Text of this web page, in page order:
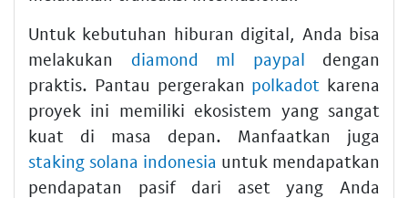
Untuk kebutuhan hiburan digital, Anda bisa
melakukan diamond ml paypal dengan
praktis. Pantau pergerakan polkadot karena
proyek ini memiliki ekosistem yang sangat
kuat di masa depan. Manfaatkan juga
staking solana indonesia untuk mendapatkan
pendapatan pasif dari aset yang Anda